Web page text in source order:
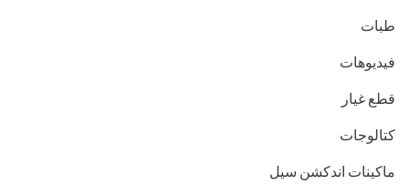
طبات
فيديوهات
قطع غيار
كتالوجات
ماكينات اندكشن سيل